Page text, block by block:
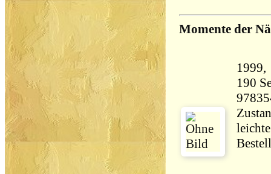
Momente der
190 Seiten